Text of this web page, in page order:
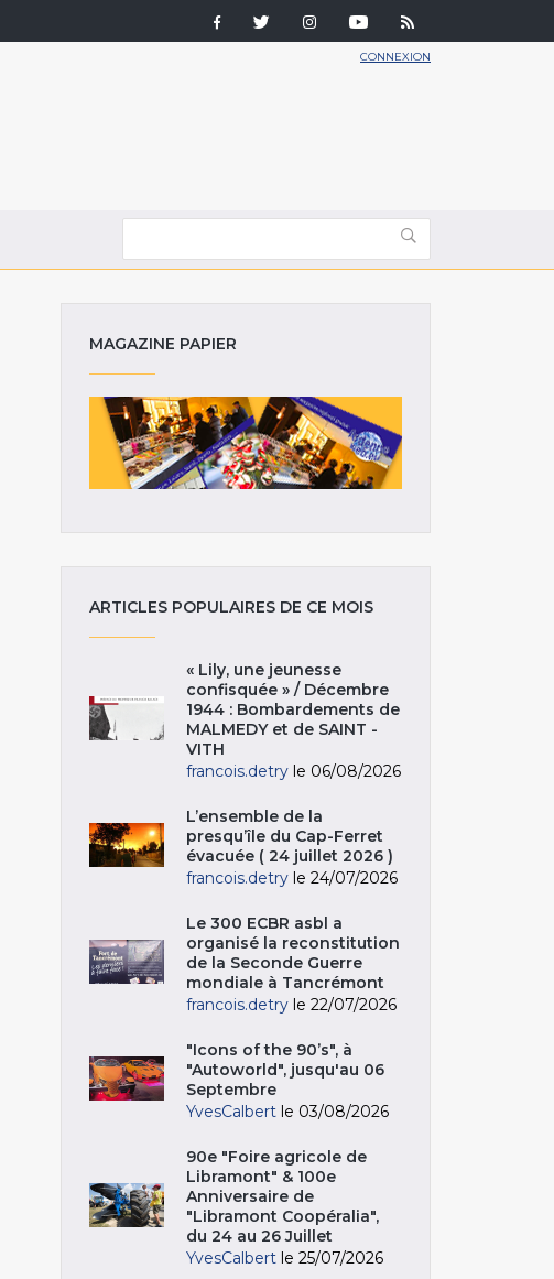
CONNEXION
MAGAZINE PAPIER
ARTICLES POPULAIRES DE CE MOIS
« Lily, une jeunesse
confisquée » / Décembre
1944 : Bombardements de
MALMEDY et de SAINT -
VITH
francois.detry le 06/08/2026
L’ensemble de la
presqu’île du Cap-Ferret
évacuée ( 24 juillet 2026 )
francois.detry le 24/07/2026
Le 300 ECBR asbl a
organisé la reconstitution
de la Seconde Guerre
mondiale à Tancrémont
francois.detry le 22/07/2026
"Icons of the 90’s", à
"Autoworld", jusqu'au 06
Septembre
YvesCalbert le 03/08/2026
90e "Foire agricole de
Libramont" & 100e
Anniversaire de
"Libramont Coopéralia",
du 24 au 26 Juillet
YvesCalbert le 25/07/2026